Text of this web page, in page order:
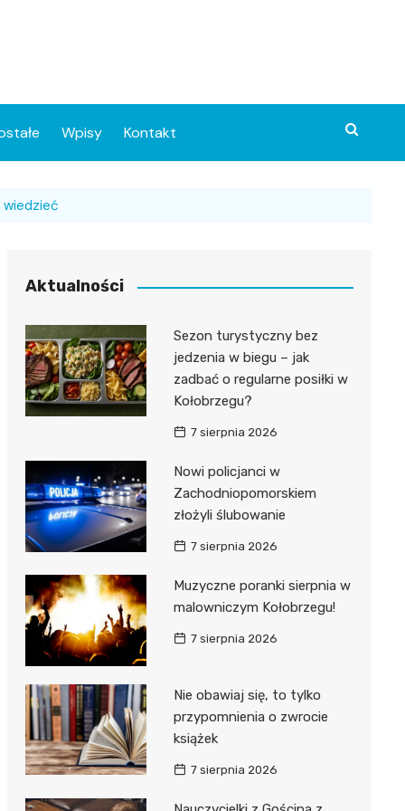
Wpisy Kontakt
wiedzieć
Aktualności
Sezon turystyczny bez
jedzenia w biegu – jak
zadbać o regularne posiłki w
Kołobrzegu?
7 sierpnia 2026
Nowi policjanci w
Zachodniopomorskiem
złożyli ślubowanie
7 sierpnia 2026
Muzyczne poranki sierpnia w
malowniczym Kołobrzegu!
7 sierpnia 2026
Nie obawiaj się, to tylko
przypomnienia o zwrocie
książek
7 sierpnia 2026